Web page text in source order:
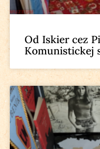
Od Iskier cez
Komunistickej